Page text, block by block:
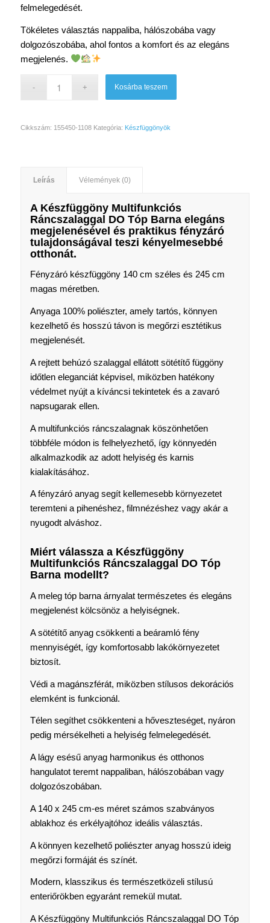
felmelegedését.
Tökéletes választás nappaliba, hálószobába vagy
dolgozószobába, ahol fontos a komfort és az elegáns
megjelenés.
Kosárba teszem
Cikkszám: 155450-1108 Kategória: Készfüggönyök
Leírás Vélemények (0)
A Készfüggöny Multifunkciós
Ráncszalaggal DO Tóp Barna elegáns
megjelenésével és praktikus fényzáró
tulajdonságával teszi kényelmesebbé
otthonát.
Fényzáró készfüggöny 140 cm széles és 245 cm
magas méretben.
Anyaga 100% poliészter, amely tartós, könnyen
kezelhető és hosszú távon is megőrzi esztétikus
megjelenését.
A rejtett behúzó szalaggal ellátott sötétítő függöny
időtlen eleganciát képvisel, miközben hatékony
védelmet nyújt a kíváncsi tekintetek és a zavaró
napsugarak ellen.
A multifunkciós ráncszalagnak köszönhetően
többféle módon is felhelyezhető, így könnyedén
alkalmazkodik az adott helyiség és karnis
kialakításához.
A fényzáró anyag segít kellemesebb környezetet
teremteni a pihenéshez, filmnézéshez vagy akár a
nyugodt alváshoz.
Miért válassza a Készfüggöny
Multifunkciós Ráncszalaggal DO Tóp
Barna modellt?
A meleg tóp barna árnyalat természetes és elegáns
megjelenést kölcsönöz a helyiségnek.
A sötétítő anyag csökkenti a beáramló fény
mennyiségét, így komfortosabb lakókörnyezetet
biztosít.
Védi a magánszférát, miközben stílusos dekorációs
elemként is funkcionál.
Télen segíthet csökkenteni a hőveszteséget, nyáron
pedig mérsékelheti a helyiség felmelegedését.
A lágy esésű anyag harmonikus és otthonos
hangulatot teremt nappaliban, hálószobában vagy
dolgozószobában.
A 140 x 245 cm-es méret számos szabványos
ablakhoz és erkélyajtóhoz ideális választás.
A könnyen kezelhető poliészter anyag hosszú ideig
megőrzi formáját és színét.
Modern, klasszikus és természetközeli stílusú
enteriőrökben egyaránt remekül mutat.
A Készfüggöny Multifunkciós Ráncszalaggal DO Tóp